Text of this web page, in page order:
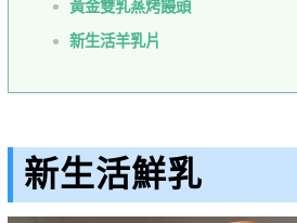
黃金雙乳蒸烤饅頭
新生活羊乳片
新生活鮮乳